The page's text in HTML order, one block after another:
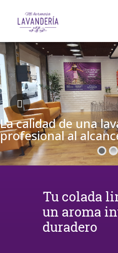
La calidad de una
profesional al
Tu colada
un aroma
duradero